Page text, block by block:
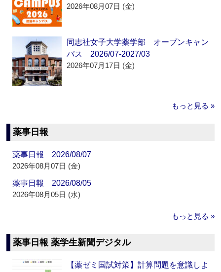
2026年08月07日 (金)
同志社女子大学薬学部 オープンキャン
パス 2026/07-2027/03
2026年07月17日 (金)
もっと見る »
薬事日報
薬事日報 2026/08/07
2026年08月07日 (金)
薬事日報 2026/08/05
2026年08月05日 (水)
もっと見る »
薬事日報 薬学生新聞デジタル
【薬ゼミ国試対策】計算問題を意識しよ